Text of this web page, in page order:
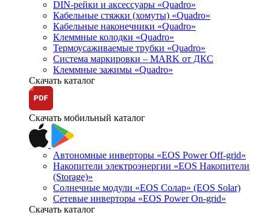
DIN-рейки и аксессуары «Quadro»
Кабельные стяжки (хомуты) «Quadro»
Кабельные наконечники «Quadro»
Клеммные колодки «Quadro»
Термоусаживаемые трубки «Quadro»
Система маркировки – MARK от ДКС
Клеммные зажимы «Quadro»
Скачать каталог
Скачать мобильный каталог
Автономные инверторы «EOS Power Off-grid»
Накопители электроэнергии «EOS Накопители
(Storage)»
Солнечные модули «EOS Солар» (EOS Solar)
Сетевые инверторы «EOS Power On-grid»
Скачать каталог